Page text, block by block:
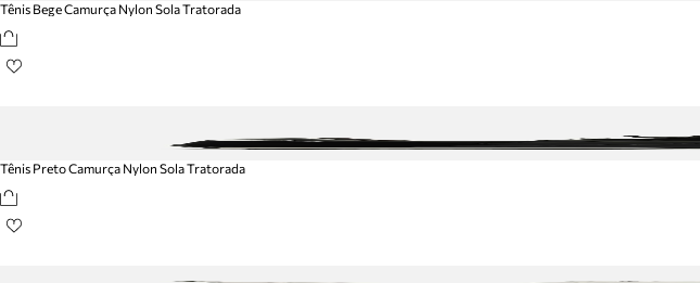
Tênis Bege Camurça Nylon Sola Tratorada
Tênis Preto Camurça Nylon Sola Tratorada